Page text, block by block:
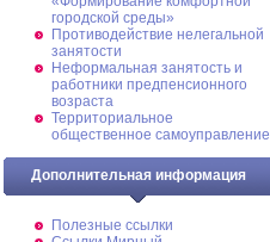
городской среды»
Противодействие нелегальной
занятости
Неформальная занятость и
работники предпенсионного
возраста
Территориальное
общественное самоуправление
Дополнительная информация
Полезные ссылки